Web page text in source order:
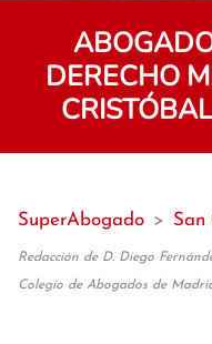
DERECHO
SuperAbogado > San
Redacción de D. Diego
Colegio de Abogados de